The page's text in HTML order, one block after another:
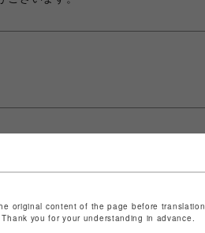
original content of the page before translation.
you for your understanding in advance.